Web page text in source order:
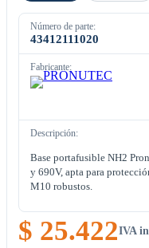
Número de parte:
43412111020
Fabricante:
Descripción:
Base portafusible NH2
y 690V, apta para
M10 robustos.
$ 25.422IVA